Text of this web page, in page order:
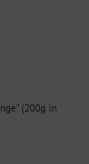
(200g in